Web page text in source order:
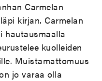
Carmelan
kirjan. Carmelan
hautausmaalla
kuolleiden
Muistamattomuus
jo varaa olla